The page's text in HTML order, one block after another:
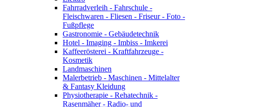
Fahrradverleih - Fahrschule -
Fleischwaren - Fliesen - Friseur - Foto -
Fußpflege
Gastronomie - Gebäudetechnik
Hotel - Imaging - Imbiss - Imkerei
Kaffeerösterei - Kraftfahrzeuge -
Kosmetik
Landmaschinen
Malerbetrieb - Maschinen - Mittelalter
& Fantasy Kleidung
Physiotherapie - Rehatechnik -
Rasenmäher - Radio- und